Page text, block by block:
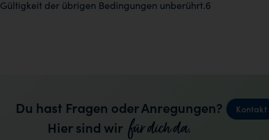
Gültigkeit der übrigen Bedingungen unberührt.6
Du hast Fragen oder Anregungen?
Hier sind wir für dich da.
Kontakt